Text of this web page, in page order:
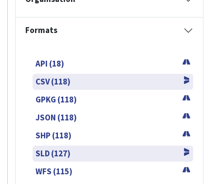
Formats
API (18)
CSV (118)
GPKG (118)
JSON (118)
SHP (118)
SLD (127)
WFS (115)